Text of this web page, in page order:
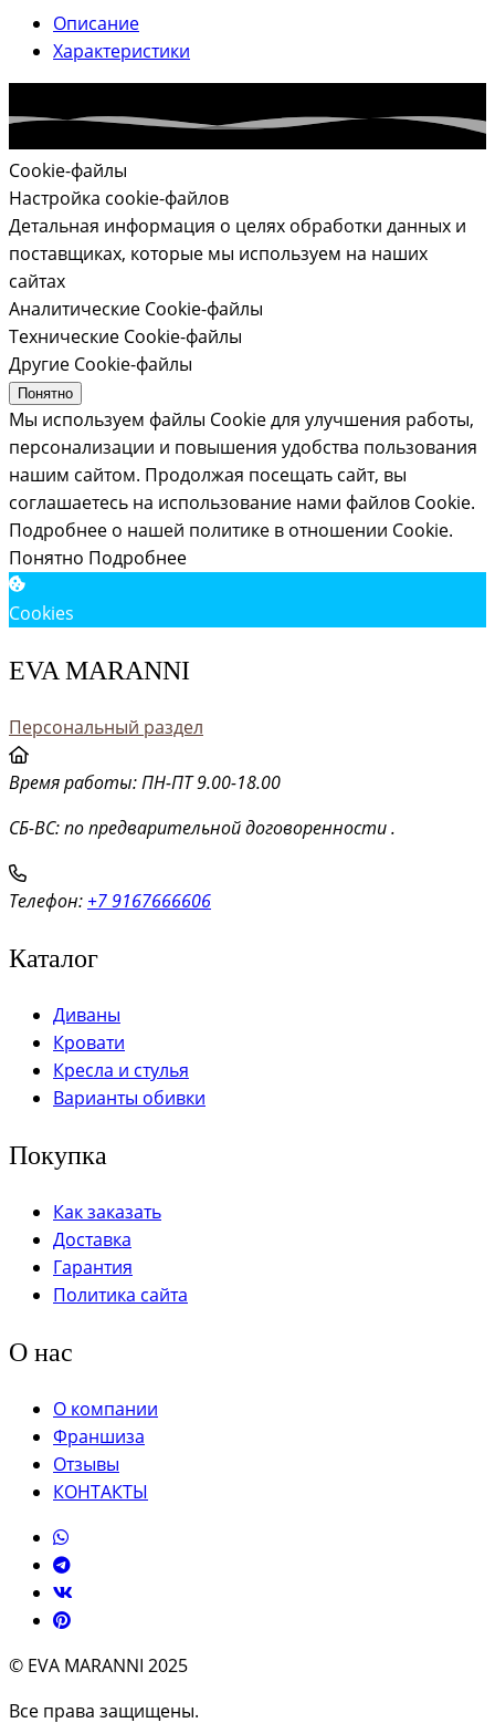
Описание
Характеристики
Cookie-файлы
Настройка cookie-файлов
Детальная информация о целях обработки данных и
поставщиках, которые мы используем на наших
сайтах
Аналитические Cookie-файлы
Технические Cookie-файлы
Другие Cookie-файлы
Понятно
Мы используем файлы Cookie для улучшения работы,
персонализации и повышения удобства пользования
нашим сайтом. Продолжая посещать сайт, вы
соглашаетесь на использование нами файлов Cookie.
Подробнее о нашей политике в отношении Cookie.
Понятно Подробнее
Cookies
EVA MARANNI
Персональный раздел
Время работы: ПН-ПТ 9.00-18.00
СБ-ВС: по предварительной договоренности .
Телефон: +7 9167666606
Каталог
Диваны
Кровати
Кресла и стулья
Варианты обивки
Покупка
Как заказать
Доставка
Гарантия
Политика сайта
О нас
О компании
Франшиза
Отзывы
КОНТАКТЫ
© EVA MARANNI 2025
Все права защищены.